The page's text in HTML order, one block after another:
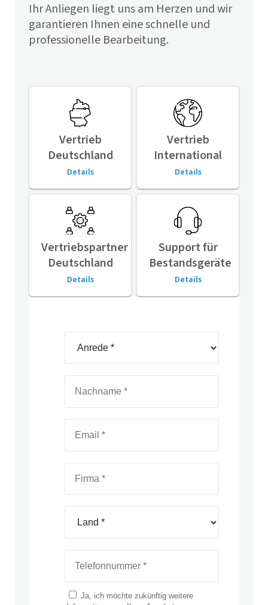
Ihr Anliegen liegt uns am Herzen und wir
garantieren Ihnen eine schnelle und
professionelle Bearbeitung.
Vertrieb
Deutschland
Details
Vertrieb
International
Details
Vertriebspartner
Deutschland
Details
Support für
Bestandsgeräte
Details